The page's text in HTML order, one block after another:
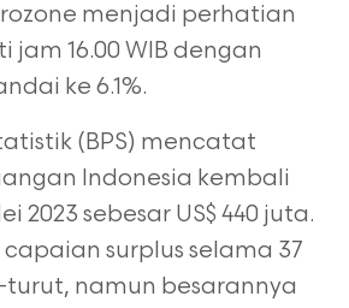
menjadi perhatian
jam 16.00 WIB dengan
ke 6.1%.
(BPS) mencatat
Indonesia kembali
2023 sebesar US$ 440 juta.
surplus selama 37
namun besarannya